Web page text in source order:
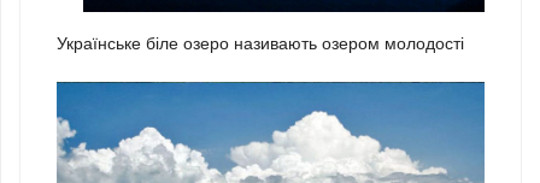
Українське біле озеро називають озером молодості